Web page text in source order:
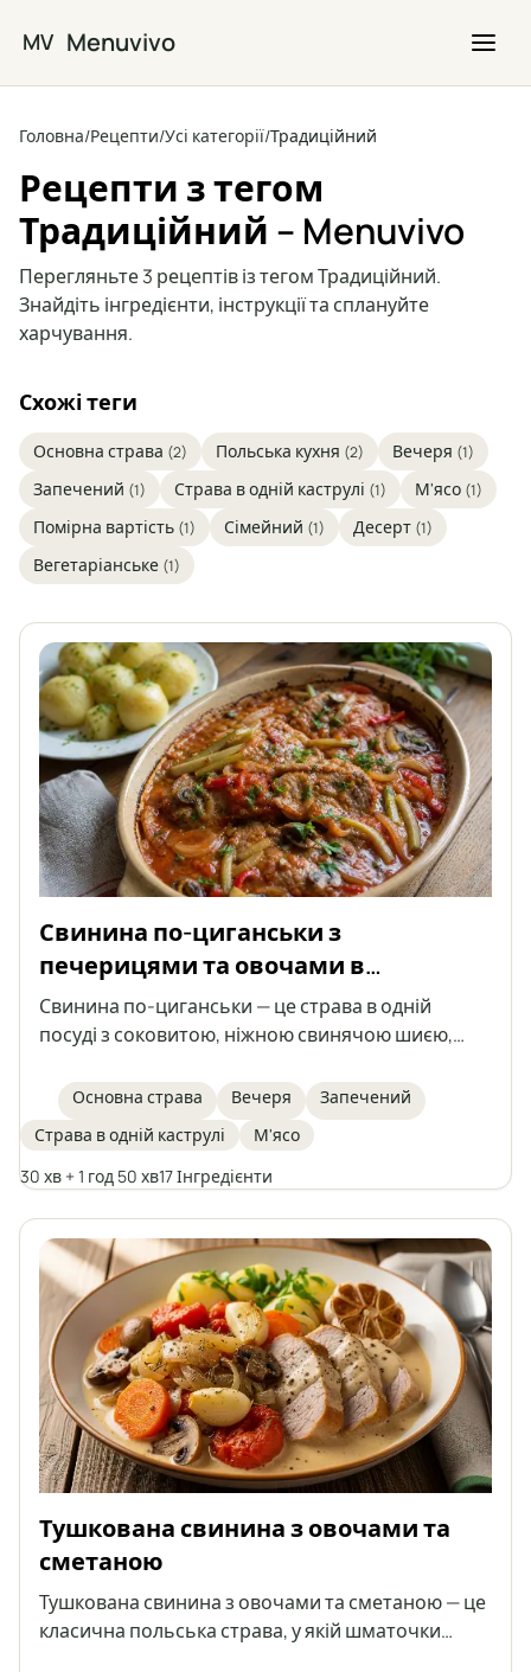
MV Menuvivo
Головна/Рецепти/Усі категорії/Традиційний
Рецепти з тегом
Традиційний – Menuvivo
Перегляньте 3 рецептів із тегом Традиційний.
Знайдіть інгредієнти, інструкції та сплануйте
харчування.
Схожі теги
Основна страва (2) Польська кухня (2) Вечеря (1)
Запечений (1) Страва в одній каструлі (1) М'ясо (1)
Помірна вартість (1) Сімейний (1) Десерт (1)
Вегетаріанське (1)
Свинина по-циганськи з
печерицями та овочами в
томатному соусі
Свинина по-циганськи — це страва в одній
посуді з соковитою, ніжною свинячою шиєю,
огірком і маринованим перцем, тушкована в
ароматному, злегка кислуватому томатному
соусі. Ідеально підходить для сімейного обіду
або вечірки, подається з кльоцками,
Основна страва Вечеря
Запечений
Страва в одній каструлі
М'ясо
30 хв + 1 год 50 хв17 Інгредієнти
Тушкована свинина з овочами та
сметаною
Тушкована свинина з овочами та сметаною — це
класична польська страва, у якій шматочки